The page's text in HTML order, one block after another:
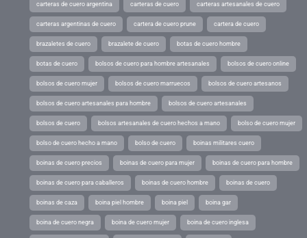
carteras de cuero argentina carteras de cuero carteras artesanales de cuero
carteras argentinas de cuero cartera de cuero prune cartera de cuero
brazaletes de cuero brazalete de cuero botas de cuero hombre
botas de cuero bolsos de cuero para hombre artesanales bolsos de cuero online
bolsos de cuero mujer bolsos de cuero marruecos bolsos de cuero artesanos
bolsos de cuero artesanales para hombre bolsos de cuero artesanales
bolsos de cuero bolsos artesanales de cuero hechos a mano bolso de cuero mujer
bolso de cuero hecho a mano bolso de cuero boinas militares cuero
boinas de cuero precios boinas de cuero para mujer boinas de cuero para hombre
boinas de cuero para caballeros boinas de cuero hombre boinas de cuero
boinas de caza boina piel hombre boina piel boina gar
boina de cuero negra boina de cuero mujer boina de cuero inglesa